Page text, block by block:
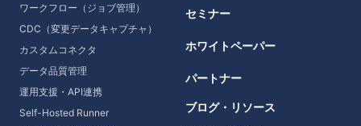
ワークフロー（ジョブ管理）
CDC（変更データキャプチャ）
カスタムコネクタ
データ品質管理
運用支援・API連携
Self-Hosted Runner
セミナー
ホワイトペーパー
パートナー
ブログ・リソース